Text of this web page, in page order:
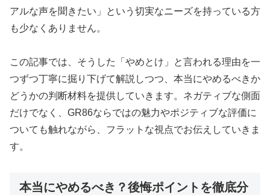
アルな声を聞きたい」という切実なニーズを持っている方
も少なくありません。
この記事では、そうした「やめとけ」と言われる理由を一
つずつ丁寧に掘り下げて解説しつつ、本当にやめるべきか
どうかの判断材料を提供していきます。ネガティブな側面
だけでなく、GR86ならではの魅力やポジティブな評価に
ついても触れながら、フラットな視点でお伝えしていきま
す。
本当にやめるべき？後悔ポイントを徹底分